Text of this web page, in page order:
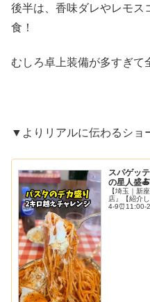
後半は、香味ダレやレモス
食！
むしろ卓上装備が多すぎて
▼よりリアルに伝わるショ
スパゲッ
の星人盛
【埼玉｜新
店』【紹介
4-9⏰11:00-